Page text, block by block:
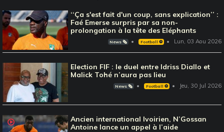
‘‘Ça s'est fait d'un coup, sans explication’’ :
Faé Emerse surpris par sa non-
prolongation à la tête des Eléphants
News 🗞️ Football ⚽️ Lun, 03 Aou 2026
Election FIF : le duel entre Idriss Diallo et
Malick Tohé n’aura pas lieu
News 🗞️ Football ⚽️ Jeu, 30 Jul 2026
Ancien international Ivoirien, N’Gossan
Antoine lance un appel à l’aide